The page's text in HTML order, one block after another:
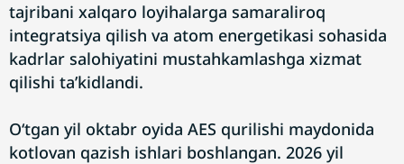
tajribani xalqaro loyihalarga samaraliroq
integratsiya qilish va atom energetikasi sohasida
kadrlar salohiyatini mustahkamlashga xizmat
qilishi ta’kidlandi.
O‘tgan yil oktabr oyida AES qurilishi maydonida
kotlovan qazish ishlari boshlangan. 2026 yil